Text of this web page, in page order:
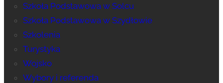
Szkoła Podstawowa w Solcu
Szkoła Podstawowa w Szydłowie
Szkolenia
Turystyka
Wojsko
Wybory i referenda